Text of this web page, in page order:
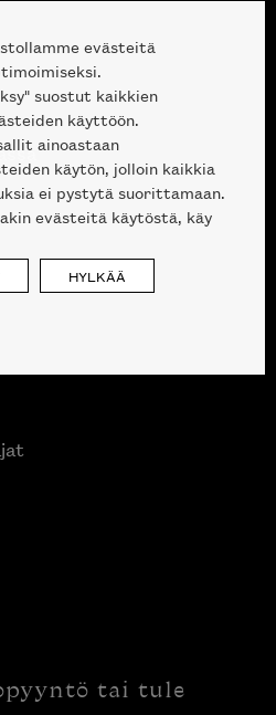
tai tule
evästeitä
suostut kaikkien
käyttöön.
ainoastaan
käytön, jolloin kaikkia
ei pystytä suorittamaan.
evästeitä käytöstä, käy
HYLKÄÄ